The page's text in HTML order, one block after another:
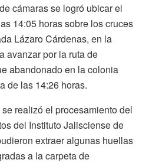
cámaras se logró ubicar el
14:05 horas sobre los cruces
Lázaro Cárdenas, en la
avanzar por la ruta de
abandonado en la colonia
de las 14:26 horas.
realizó el procesamiento del
del Instituto Jalisciense de
extraer algunas huellas
a la carpeta de